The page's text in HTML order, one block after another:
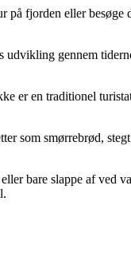
på fjorden eller besøge
udvikling gennem
er en traditionel
som smørrebrød,
bare slappe af ved